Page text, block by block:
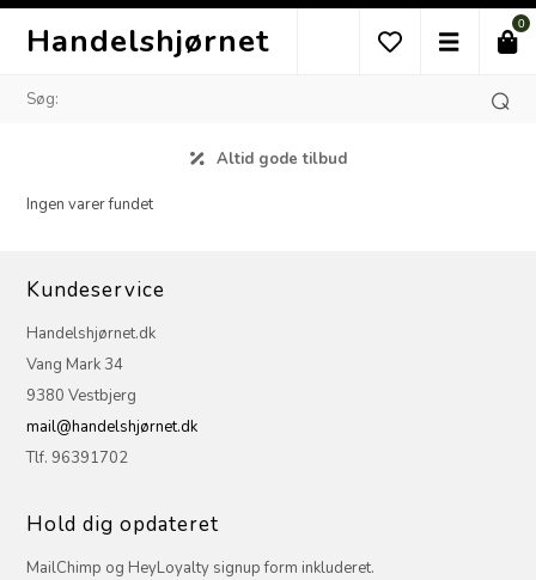
Handelshjørnet 0
Altid gode tilbud
Ingen varer fundet
Kundeservice
Handelshjørnet.dk
Vang Mark 34
9380 Vestbjerg
mail@handelshjørnet.dk
Tlf. 96391702
Hold dig opdateret
MailChimp og HeyLoyalty signup form inkluderet.